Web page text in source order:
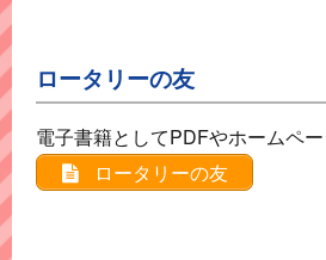
ロータリーの友
電子書籍としてPDFやホームペー
ロータリーの友